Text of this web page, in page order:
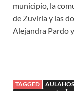
municipio, la
de Zuviría y las
Alejandra Pardo
TAGGED